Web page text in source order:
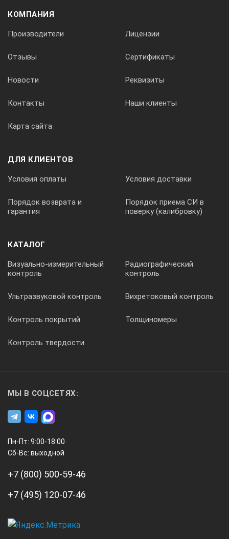
КОМПАНИЯ
Производители Лицензии
Отзывы Сертификаты
Новости Реквизиты
Контакты Наши клиенты
Карта сайта
ДЛЯ КЛИЕНТОВ
Условия оплаты Условия доставки
Порядок возврата и
гарантия
Порядок приема СИ в
поверку (калибровку)
КАТАЛОГ
Визуально-измерительный
контроль
Радиографический
контроль
Ультразвуковой контроль Вихретоковый контроль
Контроль покрытий Толщиномеры
Контроль твердости
МЫ В СОЦСЕТЯХ:
Пн-Пт: 9:00-18:00
Сб-Вс: выходной
+7 (800) 500-59-46
+7 (495) 120-07-46